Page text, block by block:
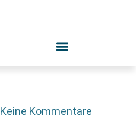
Keine Kommentare